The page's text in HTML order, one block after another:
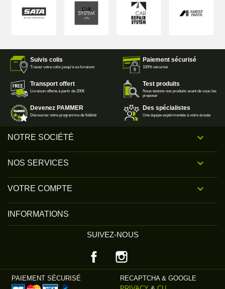
Suivis colis
Tracez votre colis jusqu'à sa livraison
Paiement sécurisé
100% sécurisé
Transport offert
Livraison offerte à partir de 200€
Test produits
Nous testons nos produits avant de vous les
proposer
Devenez PAMMER
Découvrez notre programme de fidélité
Des spécialistes
Une équipe expérimentée à votre écoute
NOTRE SOCIÉTÉ 
NOS SERVICES 
VOTRE COMPTE 
INFORMATIONS
SUIVEZ-NOUS
Facebook
PAIEMENT SÉCURISÉ
RECAPTCHA & GOOGLE